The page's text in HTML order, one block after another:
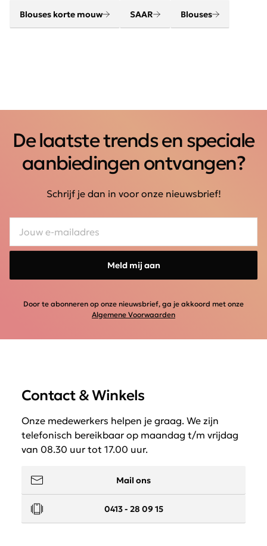
Blouses korte mouw SAAR Blouses
De laatste trends en speciale
aanbiedingen ontvangen?
Schrijf je dan in voor onze nieuwsbrief!
Meld mij aan
Door te abonneren op onze nieuwsbrief, ga je akkoord met onze
Algemene Voorwaarden
Contact & Winkels
Onze medewerkers helpen je graag. We zijn
telefonisch bereikbaar op maandag t/m vrijdag
van 08.30 uur tot 17.00 uur.
Mail ons
0413 - 28 09 15